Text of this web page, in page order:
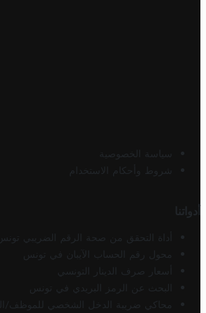
سياسة الخصوصية
شروط وأحكام الاستخدام
أدواتنا
أداة التحقق من صحة الرقم الضريبي تونس
محول رقم الحساب الآيبان في تونس
أسعار صرف الدينار التونسي
البحث عن الرمز البريدي في تونس
محاكي ضريبة الدخل الشخصي للموظف/